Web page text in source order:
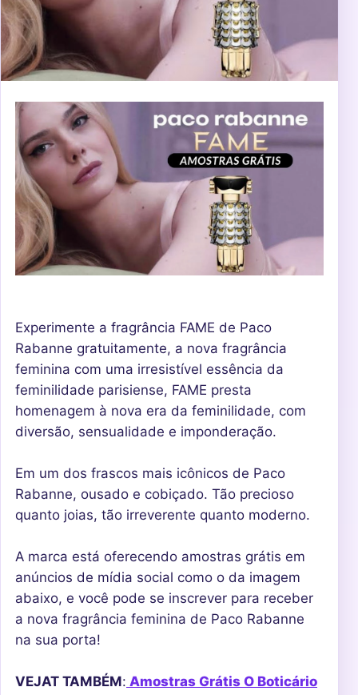
Experimente a fragrância FAME de Paco
Rabanne gratuitamente, a nova fragrância
feminina com uma irresistível essência da
feminilidade parisiense, FAME presta
homenagem à nova era da feminilidade, com
diversão, sensualidade e imponderação.
Em um dos frascos mais icônicos de Paco
Rabanne, ousado e cobiçado. Tão precioso
quanto joias, tão irreverente quanto moderno.
A marca está oferecendo amostras grátis em
anúncios de mídia social como o da imagem
abaixo, e você pode se inscrever para receber
a nova fragrância feminina de Paco Rabanne
na sua porta!
VEJAT TAMBÉM: Amostras Grátis O Boticário